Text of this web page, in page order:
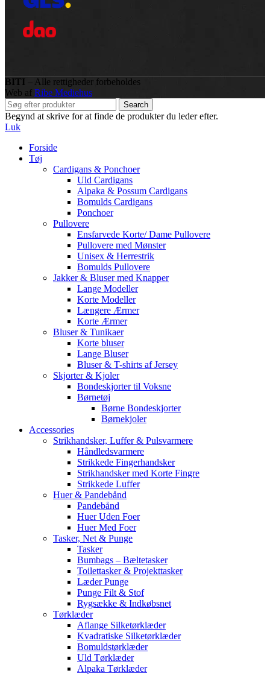
BITI – Alle rettigheder forbeholdes
Web af Ribe Mediehus
Search
Begynd at skrive for at finde de produkter du leder efter.
Luk
Forside
Tøj
Cardigans & Ponchoer
Uld Cardigans
Alpaka & Possum Cardigans
Bomulds Cardigans
Ponchoer
Pullovere
Ensfarvede Korte/ Dame Pullovere
Pullovere med Mønster
Unisex & Herrestrik
Bomulds Pullovere
Jakker & Bluser med Knapper
Lange Modeller
Korte Modeller
Længere Ærmer
Korte Ærmer
Bluser & Tunikaer
Korte bluser
Lange Bluser
Bluser & T-shirts af Jersey
Skjorter & Kjoler
Bondeskjorter til Voksne
Børnetøj
Børne Bondeskjorter
Børnekjoler
Accessories
Strikhandsker, Luffer & Pulsvarmere
Håndledsvarmere
Strikkede Fingerhandsker
Strikhandsker med Korte Fingre
Strikkede Luffer
Huer & Pandebånd
Pandebånd
Huer Uden Foer
Huer Med Foer
Tasker, Net & Punge
Tasker
Bumbags – Bæltetasker
Toilettasker & Projekttasker
Læder Punge
Punge Filt & Stof
Rygsække & Indkøbsnet
Tørklæder
Aflange Silketørklæder
Kvadratiske Silketørklæder
Bomuldstørklæder
Uld Tørklæder
Alpaka Tørklæder